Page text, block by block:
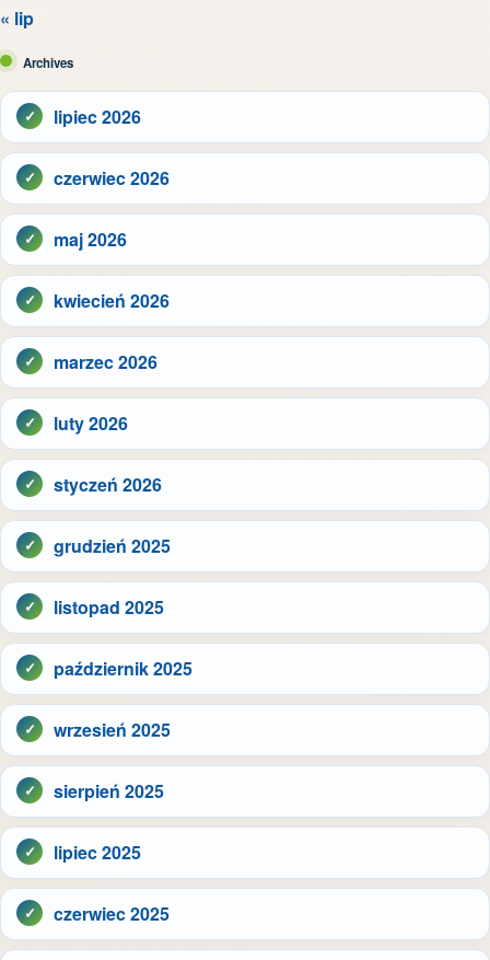
« lip
Archives
lipiec 2026
czerwiec 2026
maj 2026
kwiecień 2026
marzec 2026
luty 2026
styczeń 2026
grudzień 2025
listopad 2025
październik 2025
wrzesień 2025
sierpień 2025
lipiec 2025
czerwiec 2025